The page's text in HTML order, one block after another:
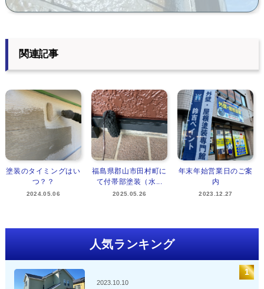
関連記事
塗装のタイミングはい
つ？？
2024.05.06
福島県郡山市田村町に
て付帯部塗装（水...
2025.05.26
年末年始営業日のご案
内
2023.12.27
人気ランキング
2023.10.10